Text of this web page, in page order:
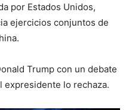
por Estados Unidos,
ejercicios conjuntos de
Trump con un debate
expresidente lo rechaza.